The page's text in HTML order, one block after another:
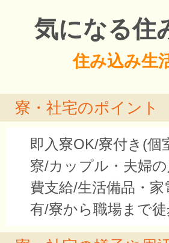
気になる住
住み込み生
寮・社宅のポイント
即入寮OK/寮付き(
寮/カップル・夫婦
費支給/生活備品・
有/寮から職場まで